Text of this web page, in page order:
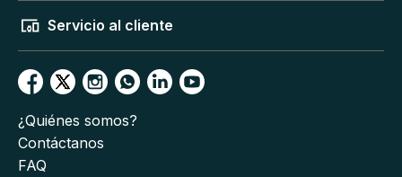
Servicio al cliente
¿Quiénes somos?
Contáctanos
FAQ